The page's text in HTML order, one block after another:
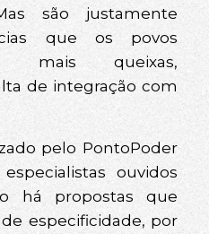
são justamente
que os povos
mais queixas,
de integração com
pelo PontoPoder
ouvidos
há propostas que
especificidade, por